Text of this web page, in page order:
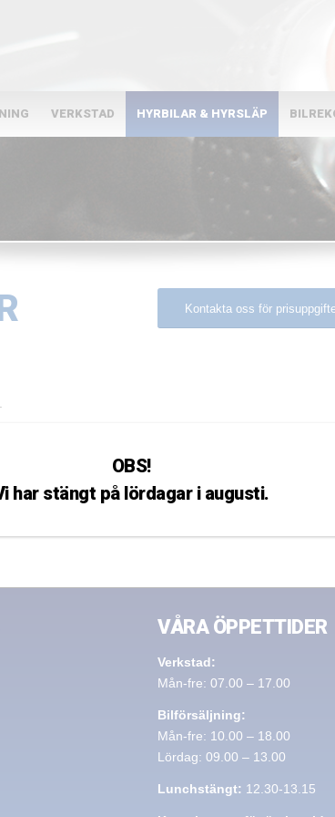
VERKSTAD HYRBILAR & HYRSLÄP
nio personer.
täcker in
m.m.
Kontakta oss för
VÅRA ÖPPETTIDER
Verkstad:
Mån-fre: 07.00 – 17.00
Bilförsäljning:
Mån-fre: 10.00 – 18.00
Lördag: 09.00 – 13.00
Lunchstängt: 12.30-13.15
OBS!
har stängt på lördagar i augusti.